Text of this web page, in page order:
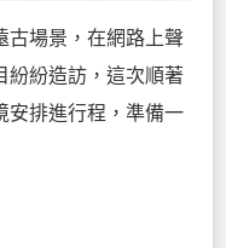
古場景，在網路上聲
紛紛造訪，這次順著
安排進行程，準備一